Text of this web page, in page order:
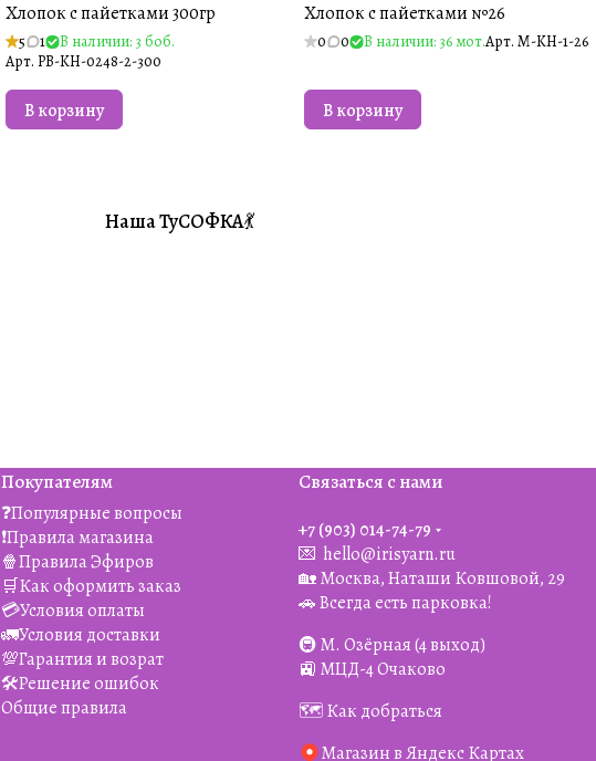
Хлопок с пайетками 300гр
5 1
В наличии: 3 боб.
Арт. PB-KH-0248-2-300
В корзину
Хлопок с пайетками №26
0 0 В наличии: 36 мот.Арт. M-KH-1-26
В корзину
#Совместники
Наша ТуСОФКА💃
Покупателям
❓Популярные вопросы
❗️Правила магазина
🍿Правила Эфиров
🛒Как оформить заказ
💳Условия оплаты
🚛Условия доставки
💯Гарантия и возрат
🛠️Решение ошибок
Общие правила
Связаться с нами
+7 (903) 014-74-79‬
💌 hello@irisyarn.ru
🏡 Москва, Наташи Ковшовой, 29
🚗 Всегда есть парковка!
🚇 М. Озёрная (4 выход)
🚉 МЦД-4 Очаково
🗺️ Как добраться
Магазин в Яндекс Картах